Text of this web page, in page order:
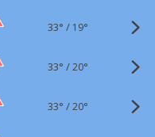
33° / 19°
33° /20°
33° /20°